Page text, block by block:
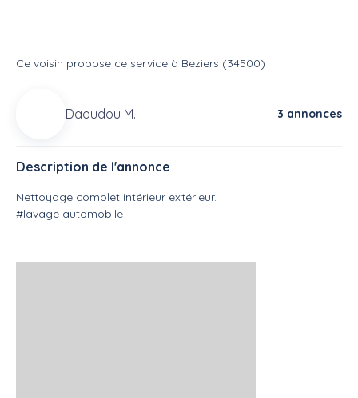
Ce voisin propose ce service à Beziers (34500)
Daoudou M. 3 annonces
Description de l'annonce
Nettoyage complet intérieur extérieur.
#lavage automobile